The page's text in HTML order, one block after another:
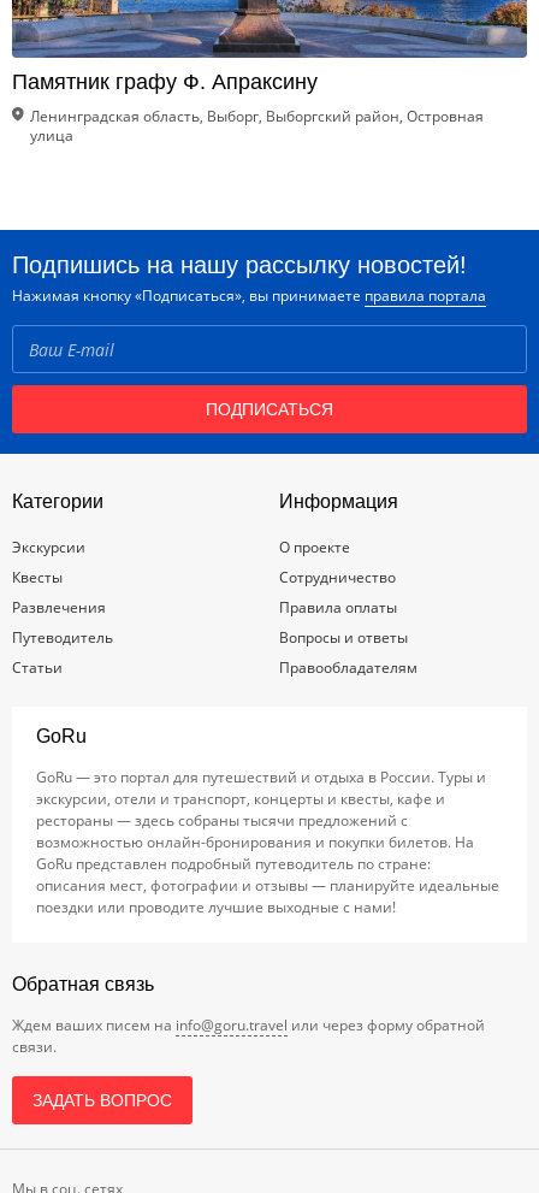
Памятник графу Ф. Апраксину
Ленинградская область, Выборг, Выборгский район, Островная
улица
Подпишись на нашу рассылку новостей!
Нажимая кнопку «Подписаться», вы принимаете правила портала
ПОДПИСАТЬСЯ
Категории
Экскурсии
Квесты
Развлечения
Путеводитель
Статьи
Информация
О проекте
Сотрудничество
Правила оплаты
Вопросы и ответы
Правообладателям
GoRu
GoRu — это портал для путешествий и отдыха в России. Туры и
экскурсии, отели и транспорт, концерты и квесты, кафе и
рестораны — здесь собраны тысячи предложений с
возможностью онлайн-бронирования и покупки билетов. На
GoRu представлен подробный путеводитель по стране:
описания мест, фотографии и отзывы — планируйте идеальные
поездки или проводите лучшие выходные с нами!
Обратная связь
Ждем ваших писем на info@goru.travel или через форму обратной
связи.
ЗАДАТЬ ВОПРОС
Мы в соц. сетях